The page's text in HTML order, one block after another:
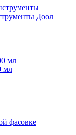
Доол
мл
мл
фасовке